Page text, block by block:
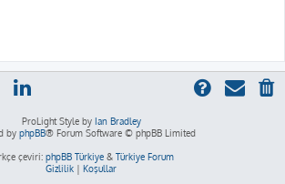
ProLight Style by Ian Bradley
by phpBB® Forum Software © phpBB Limited
çeviri: phpBB Türkiye& Türkiye Forum
Gizlilik | Koşullar